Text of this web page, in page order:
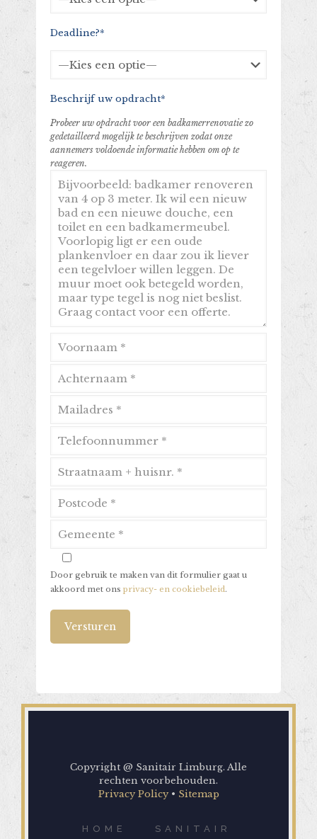
Deadline?*
Beschrijf uw opdracht*
Probeer uw opdracht voor een badkamerrenovatie zo
gedetailleerd mogelijk te beschrijven zodat onze
aannemers voldoende informatie hebben om op te
reageren.
Door gebruik te maken van dit formulier gaat u
akkoord met onsprivacy- en cookiebeleid.
Copyright @ Sanitair Limburg. Alle
rechten voorbehouden.
Privacy Policy• Sitemap
HOME
SANITAIR